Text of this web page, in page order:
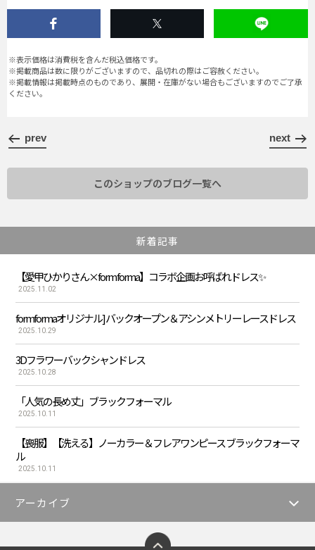
※表示価格は消費税を含んだ税込価格です。
※掲載商品は数に限りがございますので、品切れの際はご容赦ください。
※掲載情報は掲載時点のものであり、展開・在庫がない場合もございますのでご了承
ください。
prev next
このショップのブログ一覧へ
新着記事
【愛甲ひかりさん×form forma】コラボ企画お呼ばれドレス✨
2025.11.02
formformaオリジナル] バックオープン＆アシンメトリーレースドレス
2025.10.29
3Dフラワーバックシャンドレス
2025.10.28
「人気の長め丈」ブラックフォーマル
2025.10.11
【喪服】【洗える】ノーカラー＆フレアワンピース ブラックフォーマ
ル
2025.10.11
アーカイブ